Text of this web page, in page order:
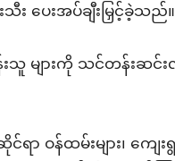
း ပေးအပ်ချီးမြှင့်ခဲ့သည်။
သူ များကို သင်တန်းဆင်း
ဝန်ထမ်းများ၊ ကျေး